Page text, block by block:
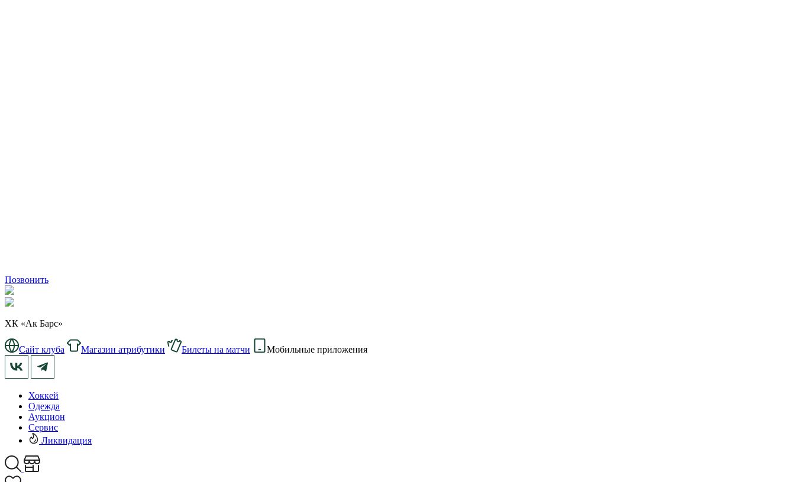
Позвонить
ХК «Ак Барс»
Сайт клуба Магазин атрибутики Билеты на матчи Мобильные приложения
Хоккей
Одежда
Аукцион
Сервис
Ликвидация